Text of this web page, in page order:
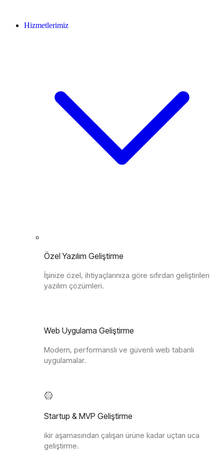
Hizmetlerimiz
Özel Yazılım Geliştirme
İşinize özel, ihtiyaçlarınıza göre sıfırdan geliştirilen
yazılım çözümleri.
Web Uygulama Geliştirme
Modern, performanslı ve güvenli web tabanlı
uygulamalar.
Startup & MVP Geliştirme
ikir aşamasından çalışan ürüne kadar uçtan uca
geliştirme.